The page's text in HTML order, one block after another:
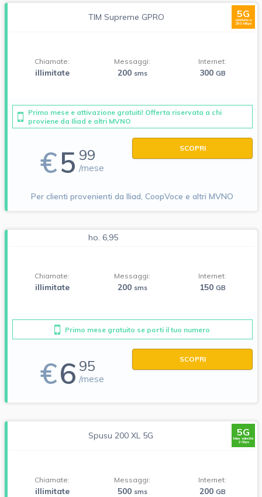
TIM Supreme GPRO 5G
Limitato a
250 Mbps
Chiamate:
illimitate
Messaggi:
200 sms
Internet:
300 GB
Primo mese e attivazione gratuiti! Offerta riservata a chi
proviene da Iliad e altri MVNO
€5 99
/mese
SCOPRI
Per clienti provenienti da Iliad, CoopVoce e altri MVNO
ho. 6,95
Chiamate:
illimitate
Messaggi:
200 sms
Internet:
150 GB
Primo mese gratuito se porti il tuo numero
€6 95
/mese
SCOPRI
Spusu 200 XL 5G 5G
Max velocità
2 Gbps
Chiamate:
illimitate
Messaggi:
500 sms
Internet:
200 GB